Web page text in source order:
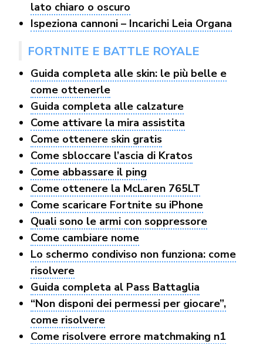
lato chiaro o oscuro
Ispeziona cannoni – Incarichi Leia Organa
FORTNITE E BATTLE ROYALE
Guida completa alle skin: le più belle e
come ottenerle
Guida completa alle calzature
Come attivare la mira assistita
Come ottenere skin gratis
Come sbloccare l’ascia di Kratos
Come abbassare il ping
Come ottenere la McLaren 765LT
Come scaricare Fortnite su iPhone
Quali sono le armi con soppressore
Come cambiare nome
Lo schermo condiviso non funziona: come
risolvere
Guida completa al Pass Battaglia
“Non disponi dei permessi per giocare”,
come risolvere
Come risolvere errore matchmaking n1